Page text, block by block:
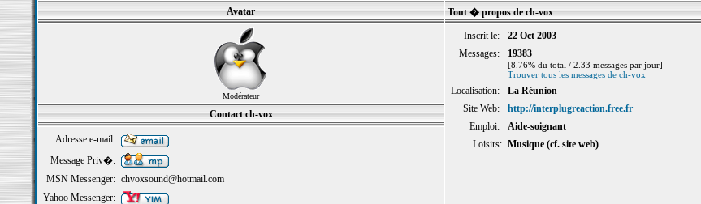
Avatar
Tout � propos de ch-vox
Modérateur
Inscrit le:
22 Oct 2003
Messages:
19383
[8.76% du total / 2.33 messages par jour]
Trouver tous les messages de ch-vox
Localisation:
La Réunion
Site Web:
http://interplugreaction.free.fr
Emploi:
Aide-soignant
Loisirs: Musique (cf. site web)
Contact ch-vox
Adresse e-mail:
Message Priv�:
MSN Messenger: chvoxsound@hotmail.com
Yahoo Messenger: